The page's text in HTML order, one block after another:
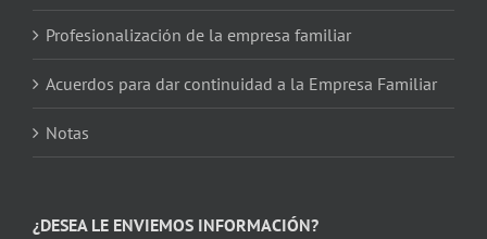
Profesionalización de la empresa familiar
Acuerdos para dar continuidad a la Empresa Familiar
Notas
¿DESEA LE ENVIEMOS INFORMACIÓN?